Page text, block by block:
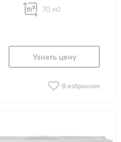
70 м2
Узнать цену
В избранное